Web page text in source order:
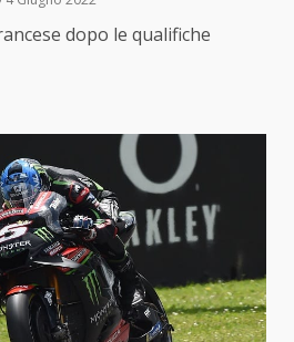
dopo le qualifiche